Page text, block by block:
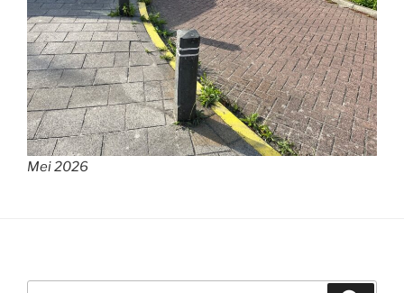
Mei 2026